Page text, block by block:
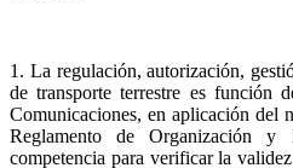
1. La regulación, autorización,
de transporte terrestre es función
Comunicaciones, en aplicación del
Reglamento de Organización y
competencia para verificar la